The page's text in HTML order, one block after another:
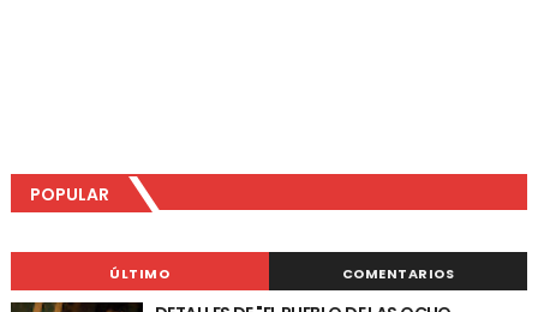
POPULAR
ÚLTIMO COMENTARIOS